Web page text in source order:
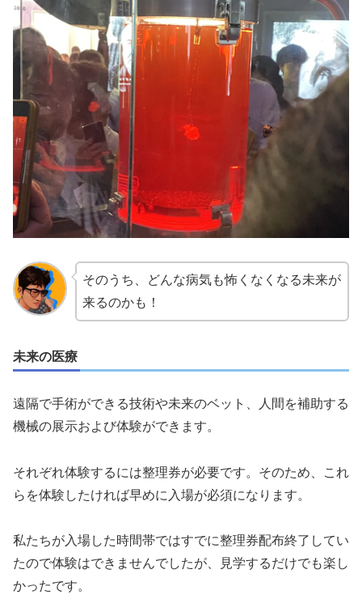
そのうち、どんな病気も怖くなくなる未来が
来るのかも！
未来の医療
遠隔で手術ができる技術や未来のベット、人間を補助する
機械の展示および体験ができます。
それぞれ体験するには整理券が必要です。そのため、これ
らを体験したければ早めに入場が必須になります。
私たちが入場した時間帯ではすでに整理券配布終了してい
たので体験はできませんでしたが、見学するだけでも楽し
かったです。